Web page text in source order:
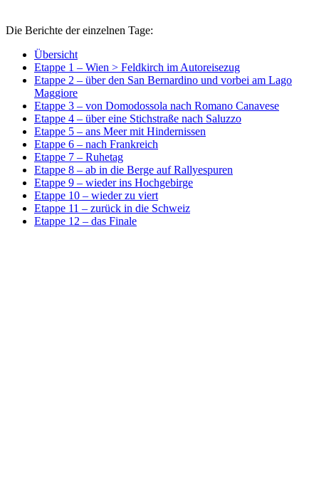
Die Berichte der einzelnen Tage:
Übersicht
Etappe 1 – Wien > Feldkirch im Autoreisezug
Etappe 2 – über den San Bernardino und vorbei am Lago
Maggiore
Etappe 3 – von Domodossola nach Romano Canavese
Etappe 4 – über eine Stichstraße nach Saluzzo
Etappe 5 – ans Meer mit Hindernissen
Etappe 6 – nach Frankreich
Etappe 7 – Ruhetag
Etappe 8 – ab in die Berge auf Rallyespuren
Etappe 9 – wieder ins Hochgebirge
Etappe 10 – wieder zu viert
Etappe 11 – zurück in die Schweiz
Etappe 12 – das Finale